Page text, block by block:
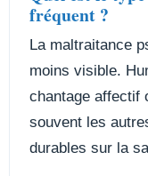
fréquent ?
La maltraitance
moins visible.
chantage affectif
souvent les
durables sur la